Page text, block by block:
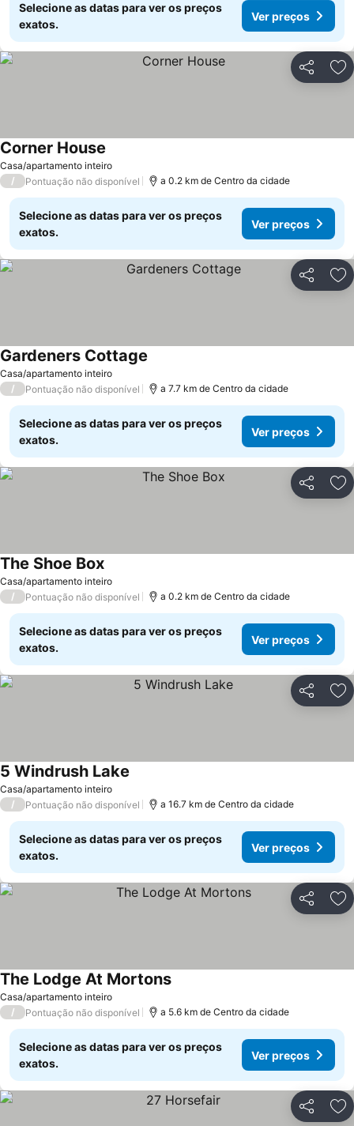
Selecione as datas para ver os preços
exatos.
Ver preços
Partilhar
Casa/apartamento inteiro
Corner House
/ Pontuação não disponível a 0.2 km de Centro da cidade
Selecione as datas para ver os preços
exatos.
Ver preços
Partilhar
Casa/apartamento inteiro
Gardeners Cottage
/ Pontuação não disponível a 7.7 km de Centro da cidade
Selecione as datas para ver os preços
exatos.
Ver preços
Partilhar
Casa/apartamento inteiro
The Shoe Box
/ Pontuação não disponível a 0.2 km de Centro da cidade
Selecione as datas para ver os preços
exatos.
Ver preços
Partilhar
Casa/apartamento inteiro
5 Windrush Lake
/ Pontuação não disponível a 16.7 km de Centro da cidade
Selecione as datas para ver os preços
exatos.
Ver preços
Partilhar
Casa/apartamento inteiro
The Lodge At Mortons
/ Pontuação não disponível a 5.6 km de Centro da cidade
Selecione as datas para ver os preços
exatos.
Ver preços
Partilhar